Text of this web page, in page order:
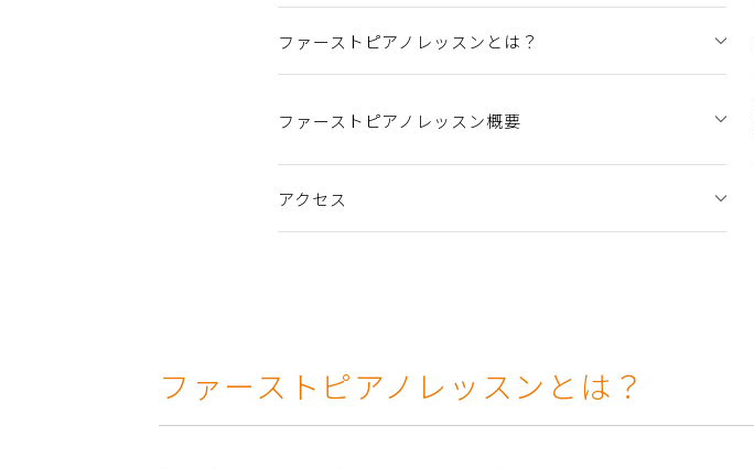
ファーストピアノレッスンとは？
ファーストピアノレッスン概要
アクセス
ファーストピアノレッスンとは？